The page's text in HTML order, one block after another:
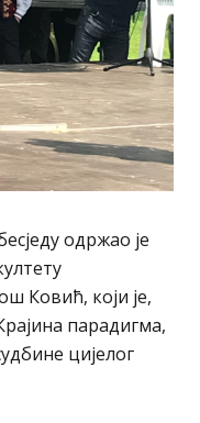
одржао је
Ковић, који је,
парадигма,
цијелог